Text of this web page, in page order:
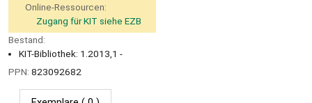
Online-Ressourcen:
Zugang für KIT siehe EZB
Bestand:
KIT-Bibliothek: 1.2013,1 -
PPN: 823092682